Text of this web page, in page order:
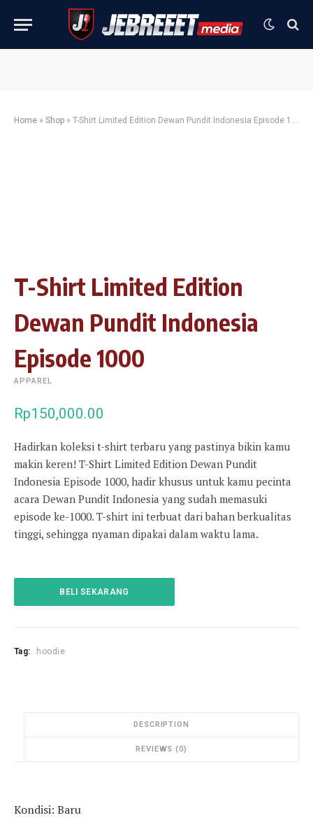
Home » Shop » T-Shirt Limited Edition Dewan Pundit Indonesia Episode 1000
T-Shirt Limited Edition
Dewan Pundit Indonesia
Episode 1000
APPAREL
Rp150,000.00
Hadirkan koleksi t-shirt terbaru yang pastinya bikin kamu
makin keren! T-Shirt Limited Edition Dewan Pundit
Indonesia Episode 1000, hadir khusus untuk kamu pecinta
acara Dewan Pundit Indonesia yang sudah memasuki
episode ke-1000. T-shirt ini terbuat dari bahan berkualitas
tinggi, sehingga nyaman dipakai dalam waktu lama.
BELI SEKARANG
Tag: hoodie
DESCRIPTION
REVIEWS (0)
Kondisi: Baru